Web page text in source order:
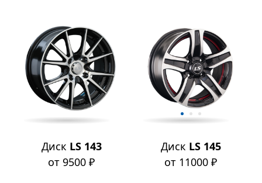
Диск LS 143
от 9500 ₽
Диск LS 145
от 11000 ₽